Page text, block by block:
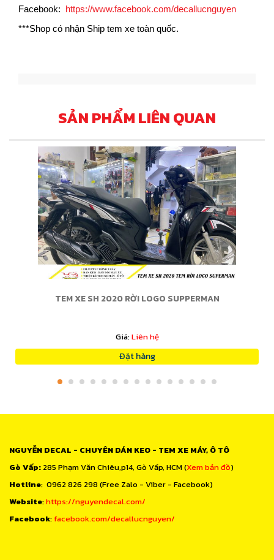
Facebook: https://www.facebook.com/decallucnguyen
***Shop có nhận Ship tem xe toàn quốc.
SẢN PHẨM LIÊN QUAN
TEM XE SH 2020 RỜI LOGO SUPPERMAN
Giá:Liên hệ
Đặt hàng
NGUYỄN DECAL - CHUYÊN DÁN KEO - TEM XE MÁY, Ô TÔ
Gò Vấp: 285 Phạm Văn Chiêu,p14, Gò Vấp, HCM (Xem bản đồ)
Hotline: 0962 826 298 (Free Zalo - Viber - Facebook)
Website:https://nguyendecal.com/
Facebook: facebook.com/decallucnguyen/